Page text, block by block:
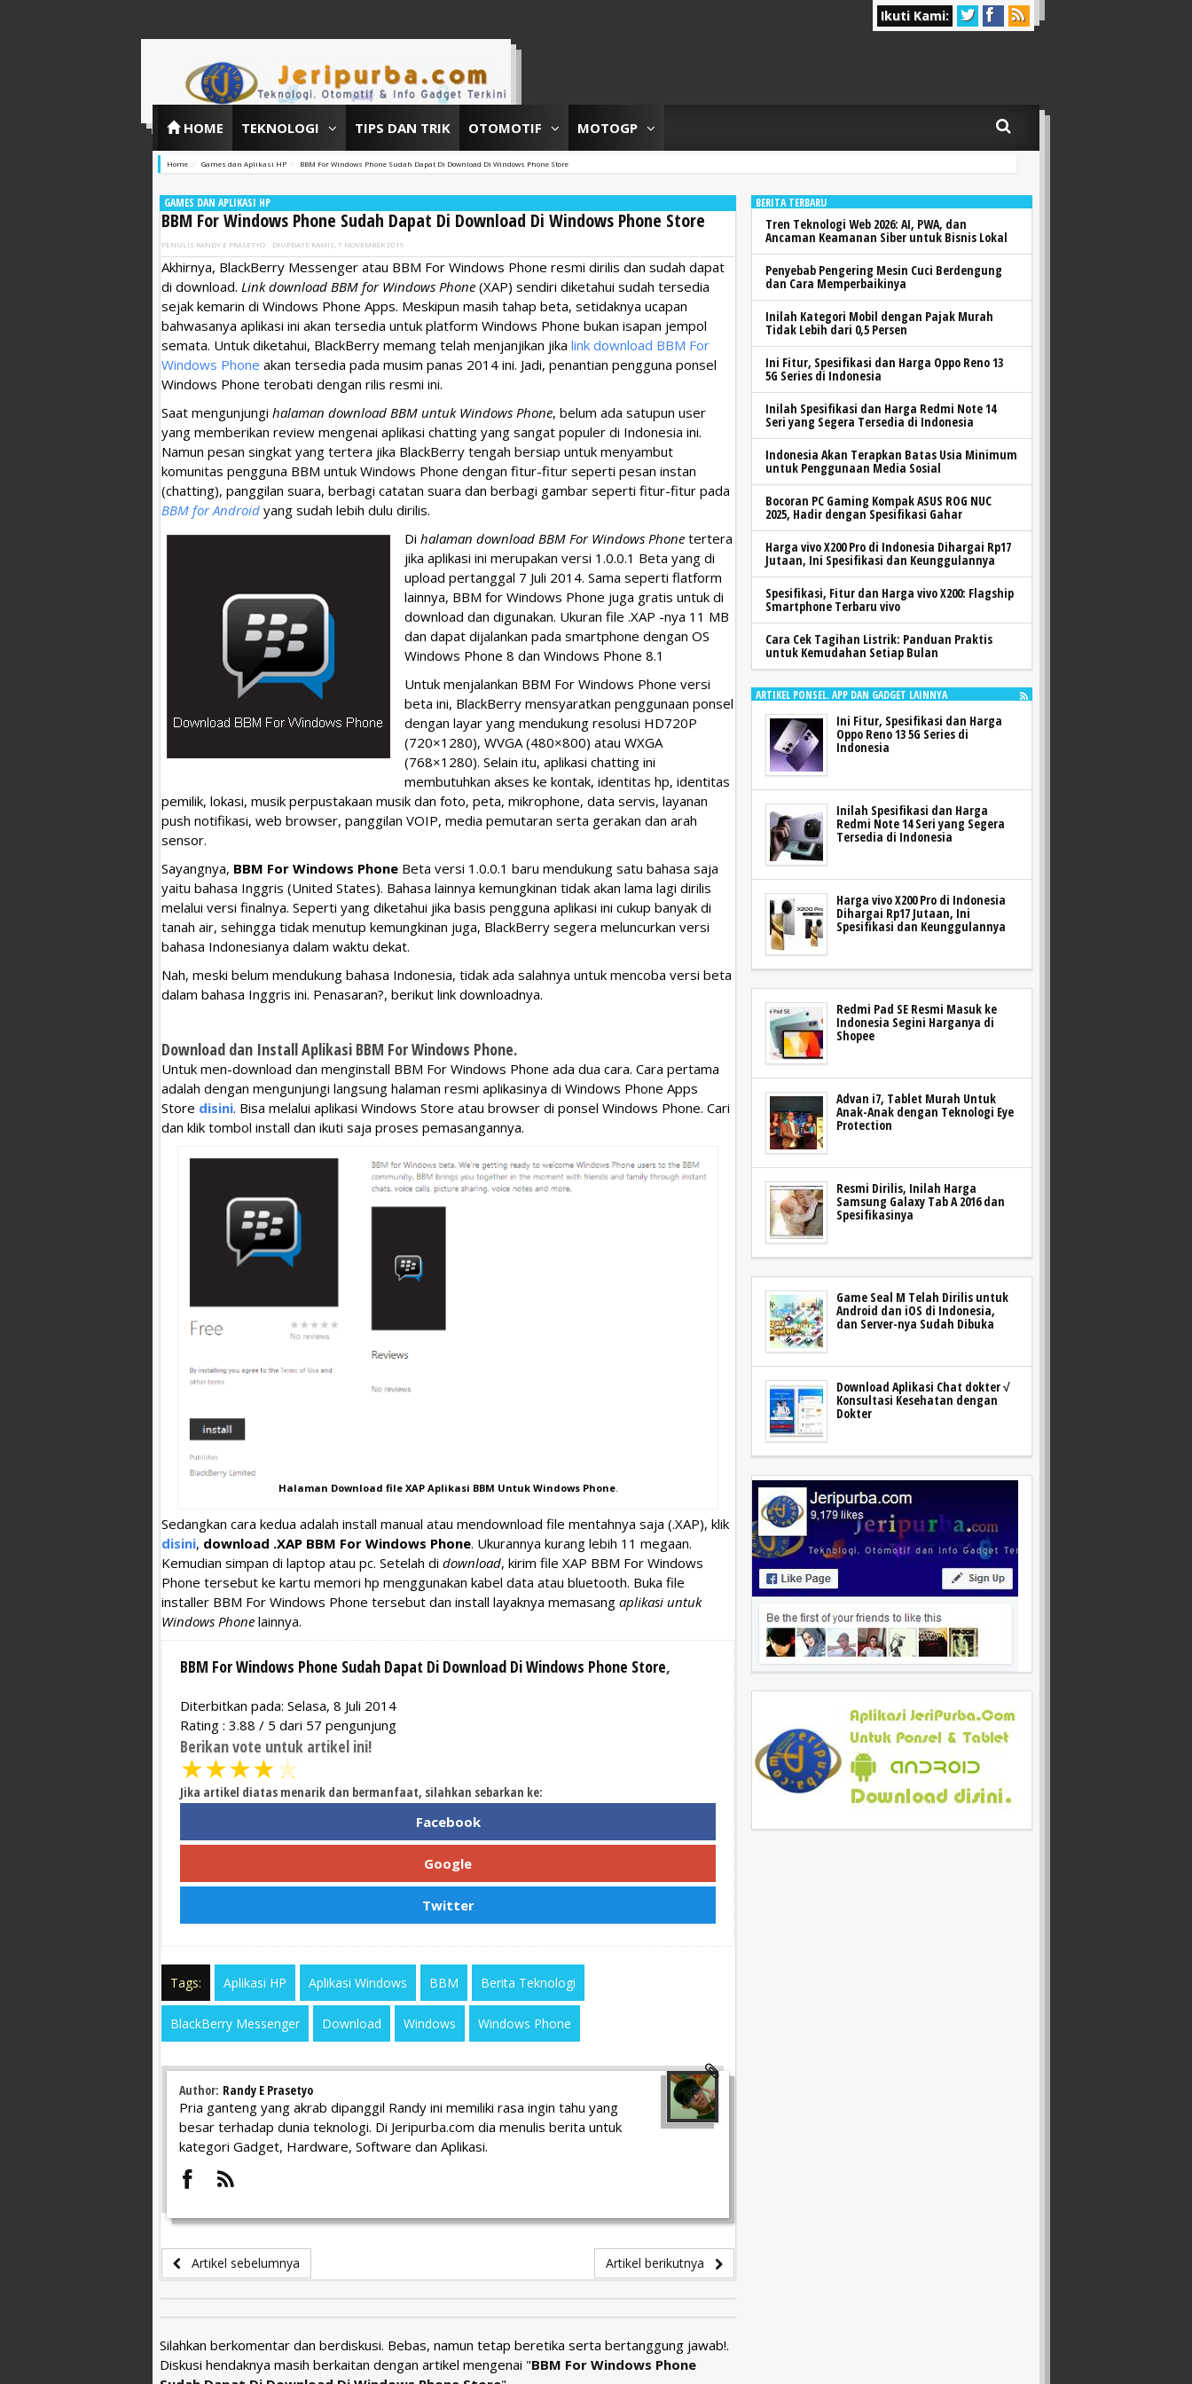
Ikuti Kami:
HOME TEKNOLOGI TIPS DAN TRIK OTOMOTIF MOTOGP
Home Games dan Aplikasi HP BBM For Windows Phone Sudah Dapat Di Download Di Windows Phone Store
GAMES DAN APLIKASI HP
BBM For Windows Phone Sudah Dapat Di Download Di Windows Phone Store
PENULIS RANDY E PRASETYO DIUPDATE KAMIS, 7 NOVEMBER 2019
Akhirnya, BlackBerry Messenger atau BBM For Windows Phone resmi dirilis dan sudah dapat
di download. Link download BBM for Windows Phone (XAP) sendiri diketahui sudah tersedia
sejak kemarin di Windows Phone Apps. Meskipun masih tahap beta, setidaknya ucapan
bahwasanya aplikasi ini akan tersedia untuk platform Windows Phone bukan isapan jempol
semata. Untuk diketahui, BlackBerry memang telah menjanjikan jika link download BBM For
Windows Phone akan tersedia pada musim panas 2014 ini. Jadi, penantian pengguna ponsel
Windows Phone terobati dengan rilis resmi ini.
Saat mengunjungi halaman download BBM untuk Windows Phone, belum ada satupun user
yang memberikan review mengenai aplikasi chatting yang sangat populer di Indonesia ini.
Namun pesan singkat yang tertera jika BlackBerry tengah bersiap untuk menyambut
komunitas pengguna BBM untuk Windows Phone dengan fitur-fitur seperti pesan instan
(chatting), panggilan suara, berbagi catatan suara dan berbagi gambar seperti fitur-fitur pada
BBM for Android yang sudah lebih dulu dirilis.
Di halaman download BBM For Windows Phone tertera
jika aplikasi ini merupakan versi 1.0.0.1 Beta yang di
upload pertanggal 7 Juli 2014. Sama seperti flatform
lainnya, BBM for Windows Phone juga gratis untuk di
download dan digunakan. Ukuran file .XAP -nya 11 MB
dan dapat dijalankan pada smartphone dengan OS
Windows Phone 8 dan Windows Phone 8.1
Untuk menjalankan BBM For Windows Phone versi
beta ini, BlackBerry mensyaratkan penggunaan ponsel
dengan layar yang mendukung resolusi HD720P
(720×1280), WVGA (480×800) atau WXGA
(768×1280). Selain itu, aplikasi chatting ini
membutuhkan akses ke kontak, identitas hp, identitas
pemilik, lokasi, musik perpustakaan musik dan foto, peta, mikrophone, data servis, layanan
push notifikasi, web browser, panggilan VOIP, media pemutaran serta gerakan dan arah
sensor.
Sayangnya, BBM For Windows Phone Beta versi 1.0.0.1 baru mendukung satu bahasa saja
yaitu bahasa Inggris (United States). Bahasa lainnya kemungkinan tidak akan lama lagi dirilis
melalui versi finalnya. Seperti yang diketahui jika basis pengguna aplikasi ini cukup banyak di
tanah air, sehingga tidak menutup kemungkinan juga, BlackBerry segera meluncurkan versi
bahasa Indonesianya dalam waktu dekat.
Nah, meski belum mendukung bahasa Indonesia, tidak ada salahnya untuk mencoba versi beta
dalam bahasa Inggris ini. Penasaran?, berikut link downloadnya.
Download dan Install Aplikasi BBM For Windows Phone.
Untuk men-download dan menginstall BBM For Windows Phone ada dua cara. Cara pertama
adalah dengan mengunjungi langsung halaman resmi aplikasinya di Windows Phone Apps
Store disini. Bisa melalui aplikasi Windows Store atau browser di ponsel Windows Phone. Cari
dan klik tombol install dan ikuti saja proses pemasangannya.
Halaman Download file XAP Aplikasi BBM Untuk Windows Phone.
Sedangkan cara kedua adalah install manual atau mendownload file mentahnya saja (.XAP), klik
disini, download .XAP BBM For Windows Phone. Ukurannya kurang lebih 11 megaan.
Kemudian simpan di laptop atau pc. Setelah di download, kirim file XAP BBM For Windows
Phone tersebut ke kartu memori hp menggunakan kabel data atau bluetooth. Buka file
installer BBM For Windows Phone tersebut dan install layaknya memasang aplikasi untuk
Windows Phone lainnya.
BBM For Windows Phone Sudah Dapat Di Download Di Windows Phone Store,
Diterbitkan pada: Selasa, 8 Juli 2014
Rating : 3.88 / 5 dari 57 pengunjung
Berikan vote untuk artikel ini!
★★★★★
Jika artikel diatas menarik dan bermanfaat, silahkan sebarkan ke:
Facebook
Google
Twitter
Tags: Aplikasi HP Aplikasi Windows BBM Berita Teknologi
BlackBerry Messenger Download Windows Windows Phone
Author: Randy E Prasetyo
Pria ganteng yang akrab dipanggil Randy ini memiliki rasa ingin tahu yang
besar terhadap dunia teknologi. Di Jeripurba.com dia menulis berita untuk
kategori Gadget, Hardware, Software dan Aplikasi.
Artikel sebelumnya Artikel berikutnya
Silahkan berkomentar dan berdiskusi. Bebas, namun tetap beretika serta bertanggung jawab!.
Diskusi hendaknya masih berkaitan dengan artikel mengenai "BBM For Windows Phone
BERITA TERBARU
Tren Teknologi Web 2026: AI, PWA, dan
Ancaman Keamanan Siber untuk Bisnis Lokal
Penyebab Pengering Mesin Cuci Berdengung
dan Cara Memperbaikinya
Inilah Kategori Mobil dengan Pajak Murah
Tidak Lebih dari 0,5 Persen
Ini Fitur, Spesifikasi dan Harga Oppo Reno 13
5G Series di Indonesia
Inilah Spesifikasi dan Harga Redmi Note 14
Seri yang Segera Tersedia di Indonesia
Indonesia Akan Terapkan Batas Usia Minimum
untuk Penggunaan Media Sosial
Bocoran PC Gaming Kompak ASUS ROG NUC
2025, Hadir dengan Spesifikasi Gahar
Harga vivo X200 Pro di Indonesia Dihargai Rp17
Jutaan, Ini Spesifikasi dan Keunggulannya
Spesifikasi, Fitur dan Harga vivo X200: Flagship
Smartphone Terbaru vivo
Cara Cek Tagihan Listrik: Panduan Praktis
untuk Kemudahan Setiap Bulan
ARTIKEL PONSEL. APP DAN GADGET LAINNYA
Ini Fitur, Spesifikasi dan Harga
Oppo Reno 13 5G Series di
Indonesia
Inilah Spesifikasi dan Harga
Redmi Note 14 Seri yang Segera
Tersedia di Indonesia
Harga vivo X200 Pro di Indonesia
Dihargai Rp17 Jutaan, Ini
Spesifikasi dan Keunggulannya
Redmi Pad SE Resmi Masuk ke
Indonesia Segini Harganya di
Shopee
Advan i7, Tablet Murah Untuk
Anak-Anak dengan Teknologi Eye
Protection
Resmi Dirilis, Inilah Harga
Samsung Galaxy Tab A 2016 dan
Spesifikasinya
Game Seal M Telah Dirilis untuk
Android dan iOS di Indonesia,
dan Server-nya Sudah Dibuka
Download Aplikasi Chat dokter √
Konsultasi Kesehatan dengan
Dokter